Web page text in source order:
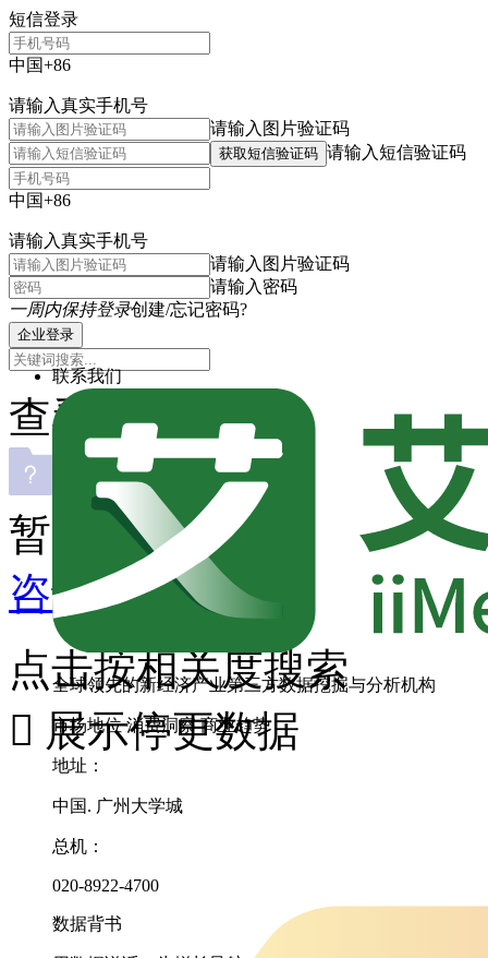
短信登录
中国+86
请输入真实手机号
请输入图片验证码
获取短信验证码 请输入短信验证码
中国+86
请输入真实手机号
请输入图片验证码
请输入密码
一周内保持登录创建/忘记密码?
企业登录
联系我们
全球领先的新经济产业第三方数据挖掘与分析机构
市场地位 消费洞察 商业趋势
地址：
中国. 广州大学城
总机：
020-8922-4700
数据背书
查看主题
暂无匹配内容
咨询其它数据
点击按相关度搜索
 展示停更数据